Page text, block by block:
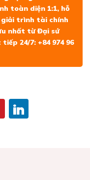
toàn diện 1:1, hỗ
trình tài chính
nhất từ Đại sứ
24/7: +84 974 96